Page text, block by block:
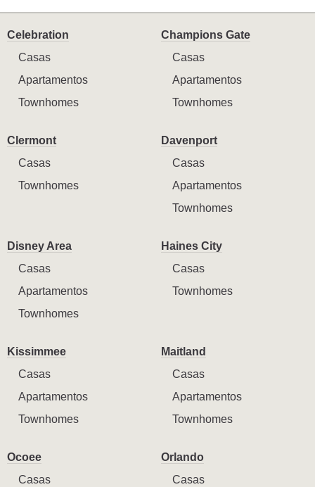
Celebration
Casas
Apartamentos
Townhomes
Champions Gate
Casas
Apartamentos
Townhomes
Clermont
Casas
Townhomes
Davenport
Casas
Apartamentos
Townhomes
Disney Area
Casas
Apartamentos
Townhomes
Haines City
Casas
Townhomes
Kissimmee
Casas
Apartamentos
Townhomes
Maitland
Casas
Apartamentos
Townhomes
Ocoee
Casas
Orlando
Casas